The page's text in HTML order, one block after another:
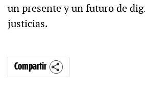
un presente y un futuro de
justicias.
Compartir